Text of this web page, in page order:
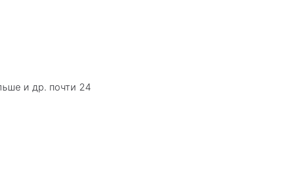
и др. почти 24